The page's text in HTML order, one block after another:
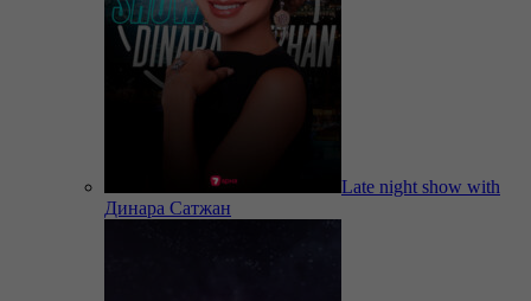
Late night show with
Динара Сатжан